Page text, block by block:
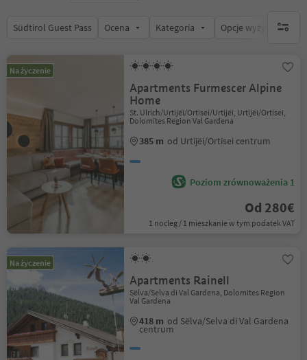
Südtirol Guest Pass Ocena Kategoria Opcje wyżywieniabrak
Na życzenie
Apartments Furmescer Alpine
Home
St. Ulrich/Urtijëi/Ortisei/Urtijëi, Urtijëi/Ortisei,
Dolomites Region Val Gardena
385 m od Urtijëi/Ortisei centrum
Poziom zrównoważenia 1
Od 280€
1 nocleg / 1 mieszkanie w tym podatek VAT
Na życzenie
Apartments Rainell
Sëlva/Selva di Val Gardena, Dolomites Region
Val Gardena
418 m od Sëlva/Selva di Val Gardena
centrum